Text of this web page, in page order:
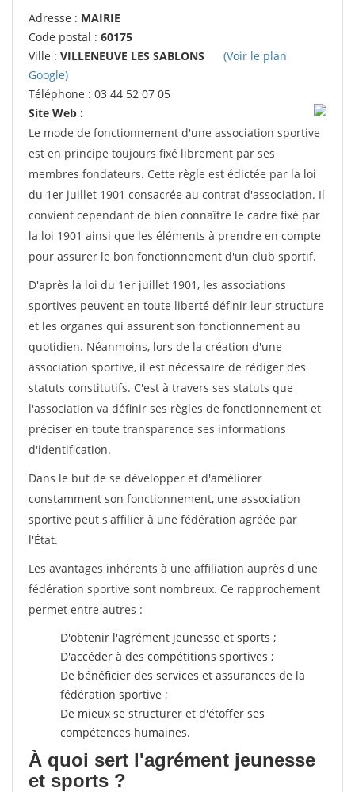
Adresse : MAIRIE
Code postal : 60175
Ville : VILLENEUVE LES SABLONS
(Voir le plan
Google)
Téléphone : 03 44 52 07 05
Site Web :
Le mode de fonctionnement d'une association sportive
est en principe toujours fixé librement par ses
membres fondateurs. Cette règle est édictée par la loi
du 1er juillet 1901 consacrée au contrat d'association. Il
convient cependant de bien connaître le cadre fixé par
la loi 1901 ainsi que les éléments à prendre en compte
pour assurer le bon fonctionnement d'un club sportif.
D'après la loi du 1er juillet 1901, les associations
sportives peuvent en toute liberté définir leur structure
et les organes qui assurent son fonctionnement au
quotidien. Néanmoins, lors de la création d'une
association sportive, il est nécessaire de rédiger des
statuts constitutifs. C'est à travers ses statuts que
l'association va définir ses règles de fonctionnement et
préciser en toute transparence ses informations
d'identification.
Dans le but de se développer et d'améliorer
constamment son fonctionnement, une association
sportive peut s'affilier à une fédération agréée par
l'État.
Les avantages inhérents à une affiliation auprès d'une
fédération sportive sont nombreux. Ce rapprochement
permet entre autres :
D'obtenir l'agrément jeunesse et sports ;
D'accéder à des compétitions sportives ;
De bénéficier des services et assurances de la
fédération sportive ;
De mieux se structurer et d'étoffer ses
compétences humaines.
À quoi sert l'agrément jeunesse
et sports ?